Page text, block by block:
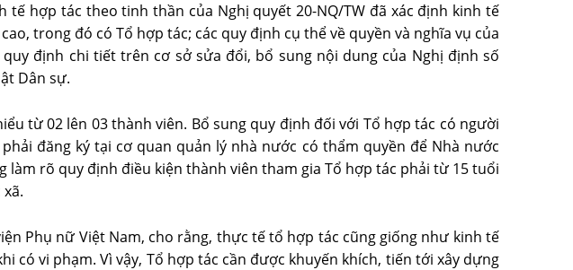
hợp tác theo tinh thần của Nghị quyết 20-NQ/TW đã xác định kinh tế
trong đó có Tổ hợp tác; các quy định cụ thể về quyền và nghĩa vụ của
định chi tiết trên cơ sở sửa đổi, bổ sung nội dung của Nghị định số
Dân sự.
từ 02 lên 03 thành viên. Bổ sung quy định đối với Tổ hợp tác có người
đăng ký tại cơ quan quản lý nhà nước có thẩm quyền để Nhà nước
rõ quy định điều kiện thành viên tham gia Tổ hợp tác phải từ 15 tuổi
Phụ nữ Việt Nam, cho rằng, thực tế tổ hợp tác cũng giống như kinh tế
có vi phạm. Vì vậy, Tổ hợp tác cần được khuyến khích, tiến tới xây dựng